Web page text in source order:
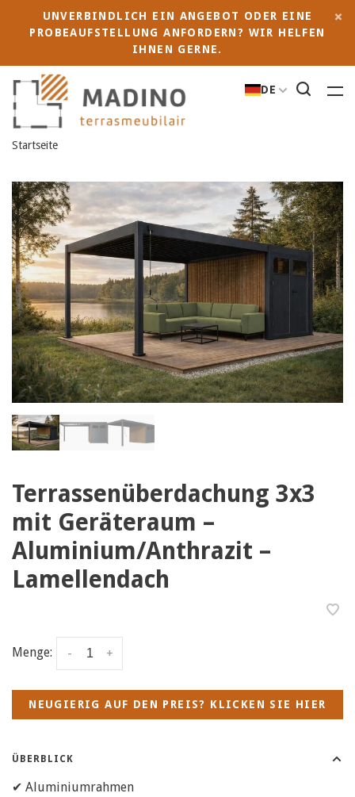
UNVERBINDLICH EIN ANGEBOT ODER EINE
PROBEAUFSTELLUNG ANFORDERN? WIR HELFEN
IHNEN GERNE.
DE
Startseite
Terrassenüberdachung 3x3
mit Geräteraum –
Aluminium/Anthrazit –
Lamellendach
Menge: +
-
NEUGIERIG AUF DEN PREIS? KLICKEN SIE HIER
ÜBERBLICK
✔ Aluminiumrahmen